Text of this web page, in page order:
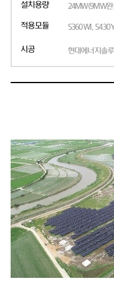
설치용량 24MW(9MW
적용모듈 S360WI,
시공 현대에너지솔